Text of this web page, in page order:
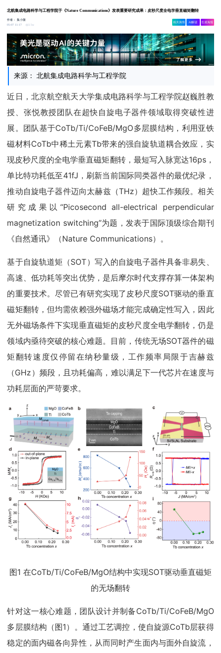
北航集成电路科学与工程学院于《Nature Communications》发表重要研究成果：皮秒尺度全电学垂直磁矩翻转
作者：集小微
05-07 11:17
3.5w
相关舆情 AI解读 生成海报
来源： 北航集成电路科学与工程学院
近日，北京航空航天大学集成电路科学与工程学院赵巍胜教
授、张悦教授团队在超快自旋电子器件领域取得突破性进
展。团队基于CoTb/Ti/CoFeB/MgO多层膜结构，利用亚铁
磁材料CoTb中稀土元素Tb带来的强自旋轨道耦合效应，实
现皮秒尺度的全电学垂直磁矩翻转，最短写入脉宽达16ps，
单比特功耗低至41fJ，刷新当前国际同类器件的最优纪录，
推动自旋电子器件迈向太赫兹（THz）超快工作频段。相关
研究成果以“Picosecond all-electrical perpendicular
magnetization switching”为题，发表于国际顶级综合期刊
《自然通讯》（Nature Communications）。
基于自旋轨道矩（SOT）写入的自旋电子器件具备非易失、
高速、低功耗等突出优势，是后摩尔时代支撑存算一体架构
的重要技术。尽管已有研究实现了皮秒尺度SOT驱动的垂直
磁矩翻转，但均需依赖强外磁场才能完成确定性写入，因此
无外磁场条件下实现垂直磁矩的皮秒尺度全电学翻转，仍是
领域内亟待突破的核心难题。目前，传统无场SOT器件的磁
矩翻转速度仅停留在纳秒量级，工作频率局限于吉赫兹
（GHz）频段，且功耗偏高，难以满足下一代芯片在速度与
功耗层面的严苛要求。
图1 在CoTb/Ti/CoFeB/MgO结构中实现SOT驱动垂直磁矩
的无场翻转
针对这一核心难题，团队设计并制备CoTb/Ti/CoFeB/MgO
多层膜结构（图1）。通过工艺调控，使自旋源CoTb层获得
稳定的面内磁各向异性，从而同时产生面内与面外自旋流，